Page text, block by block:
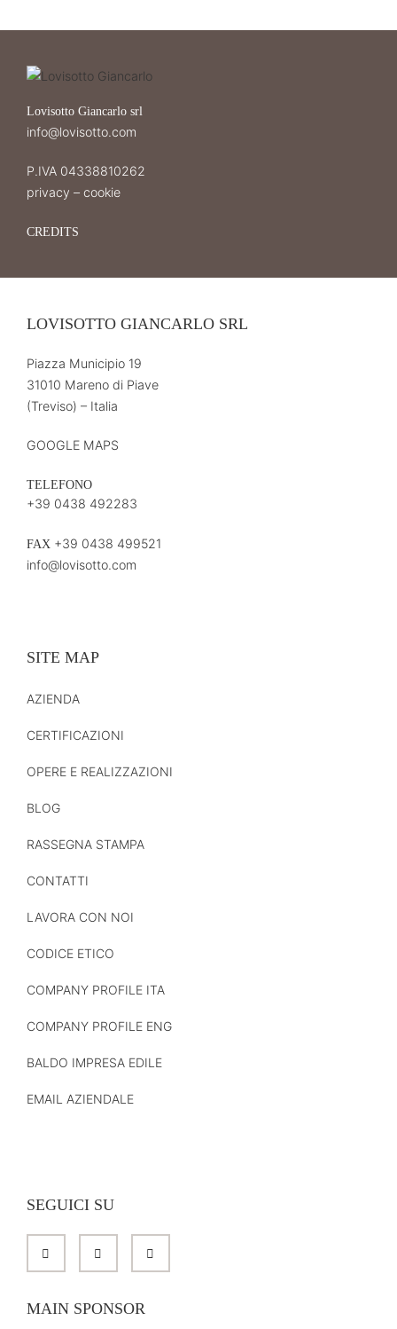
Lovisotto Giancarlo srl
info@lovisotto.com
P.IVA 04338810262
privacy – cookie
CREDITS
LOVISOTTO GIANCARLO SRL
Piazza Municipio 19
31010 Mareno di Piave
(Treviso) – Italia
GOOGLE MAPS
TELEFONO
+39 0438 492283
FAX +39 0438 499521
info@lovisotto.com
SITE MAP
AZIENDA
CERTIFICAZIONI
OPERE E REALIZZAZIONI
BLOG
RASSEGNA STAMPA
CONTATTI
LAVORA CON NOI
CODICE ETICO
COMPANY PROFILE ITA
COMPANY PROFILE ENG
BALDO IMPRESA EDILE
EMAIL AZIENDALE
SEGUICI SU
MAIN SPONSOR